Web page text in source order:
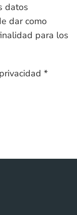
datos
dar como
para los
*